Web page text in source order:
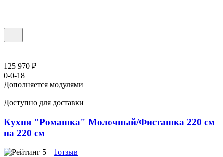
125 970 ₽
0-0-18
Дополняется модулями
Доступно для доставки
Кухня "Ромашка" Молочный/Фисташка 220 см
на 220 см
5 | 1отзыв